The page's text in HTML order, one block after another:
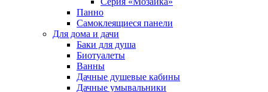
Панно
Самоклеящиеся панели
Для дома и дачи
Баки для душа
Биотуалеты
Ванны
Дачные душевые кабины
Дачные умывальники